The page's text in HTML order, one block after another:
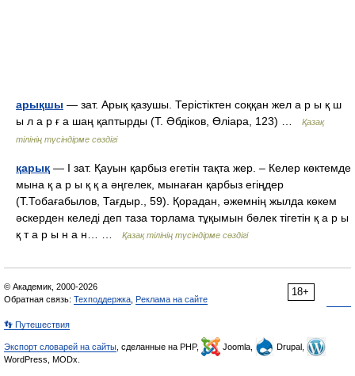
арықшы — зат. Арық қазушы. Терістіктен соққан жел а р ы қ ш
ы л а р ғ а шаң қаптырды (Т. Әбдіков, Өліара, 123) …
Қазақ
тілінің түсіндірме сөздігі
қарық — I зат. Қауын қарбыз егетін тақта жер. – Келер көктемде
мына қ а р ы қ қ а әңгелек, мынаған қарбыз егіңдер
(Т.Тобағабылов, Тағдыр., 59). Қорадан, әжемнің жылда көкем
әскерден келеді деп таза торлама тұқымын бөлек тігетін қ а р ы
қ т а р ы н а н… …
Қазақ тілінің түсіндірме сөздігі
18+
© Академик, 2000-2026
Обратная связь: Техподдержка Реклама на сайте
👣 Путешествия
Экспорт словарей на сайты , сделанные на PHP, Joomla,
Drupal,
WordPress, MODx.